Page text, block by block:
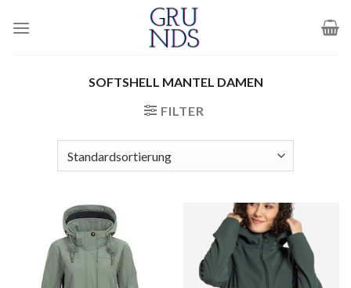
Inhalt
SOFTSHELL MANTEL DAMEN
FILTER